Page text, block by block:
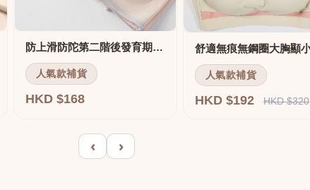
防上滑防陀第二階後發育期內衣
人氣款補貨
HKD $168
人氣款補貨
HKD $192 HKD $320
‹ ›